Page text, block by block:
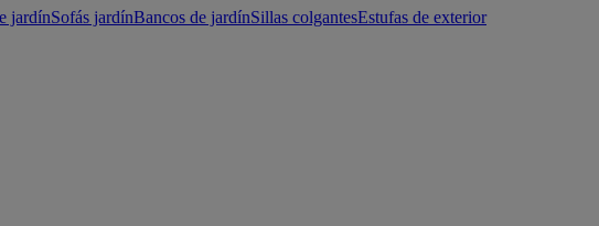
jardínSofás jardínBancos de jardínSillas colgantesEstufas de exterior